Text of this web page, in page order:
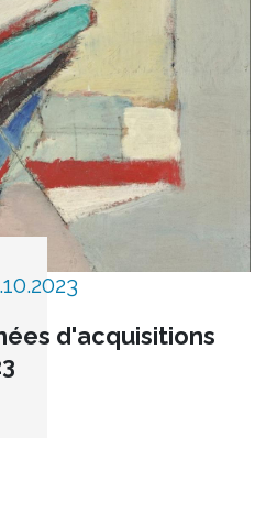
d'acquisitions